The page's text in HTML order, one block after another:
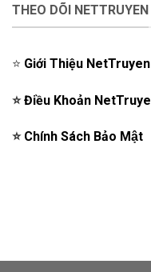
THEO DÕI NETTRUYEN
⭐️ Giới Thiệu NetTruyen
⭐️Điều Khoản
⭐️ Chính Sách Bảo Mật